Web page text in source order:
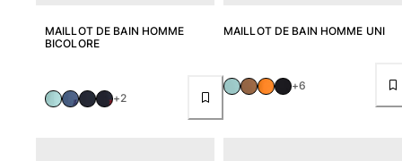
MAILLOT DE BAIN HOMME
BICOLORE
+2
MAILLOT DE BAIN HOMME UNI
+6